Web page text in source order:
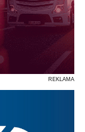
REKLAMA